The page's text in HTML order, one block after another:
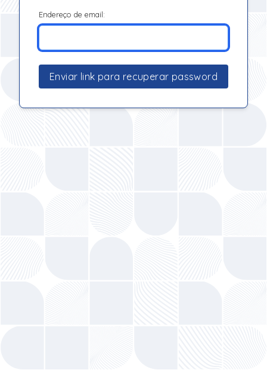
Endereço de email:
Enviar link para recuperar password